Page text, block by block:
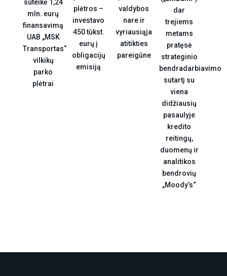
suteikė 1,24
mln. eurų
finansavimą
UAB „MSK
Transportas“
vilkikų
parko
plėtrai
plėtros –
investavo
450 tūkst.
eurų į
obligacijų
emisiją
valdybos
nare ir
vyriausiąja
atitikties
pareigūne
dar
trejiems
metams
pratęsė
strateginio
bendradarbiavimo
sutartį su
viena
didžiausių
pasaulyje
kredito
reitingų,
duomenų ir
analitikos
bendrovių
„Moody’s“